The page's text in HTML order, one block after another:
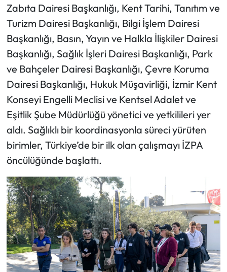
Zabıta Dairesi Başkanlığı, Kent Tarihi, Tanıtım ve
Turizm Dairesi Başkanlığı, Bilgi İşlem Dairesi
Başkanlığı, Basın, Yayın ve Halkla İlişkiler Dairesi
Başkanlığı, Sağlık İşleri Dairesi Başkanlığı, Park
ve Bahçeler Dairesi Başkanlığı, Çevre Koruma
Dairesi Başkanlığı, Hukuk Müşavirliği, İzmir Kent
Konseyi Engelli Meclisi ve Kentsel Adalet ve
Eşitlik Şube Müdürlüğü yönetici ve yetkilileri yer
aldı. Sağlıklı bir koordinasyonla süreci yürüten
birimler, Türkiye’de bir ilk olan çalışmayı İZPA
öncülüğünde başlattı.